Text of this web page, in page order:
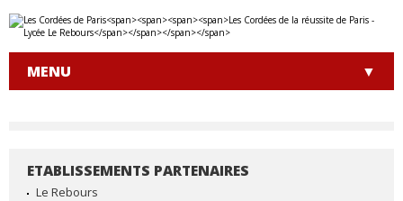
Aller
au
Outils
personnels
MENU
NAVIGATION
ETABLISSEMENTS PARTENAIRES
Le Rebours